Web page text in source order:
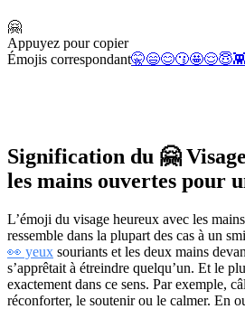
🤗
Appuyez pour copier
Émojis correspondant🤫😄😊😗🤩😌😇👾
Signification du 🤗
les mains ouvertes pour
L’émoji du visage heureux avec les
ressemble dans la plupart des cas à un
👀 yeux souriants et les deux mains
s’apprêtait à étreindre quelqu’un. Et le
exactement dans ce sens. Par exemple,
réconforter, le soutenir ou le calmer. En